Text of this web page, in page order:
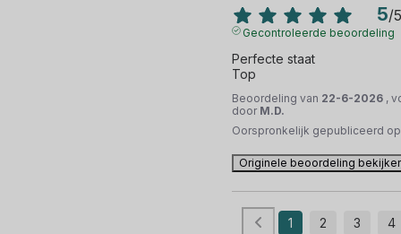
5/5
Gecontroleerde beoordeling
Perfecte staat
Top
Beoordeling van 22-6-2026 ,
door M.D.
Oorspronkelijk gepubliceerd
Originele beoordeling
1 2 3 4